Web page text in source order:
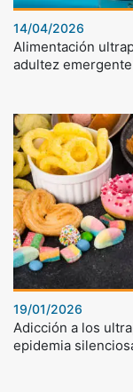
14/04/2026
Alimentación
adultez emergente
19/01/2026
Adicción a los
epidemia